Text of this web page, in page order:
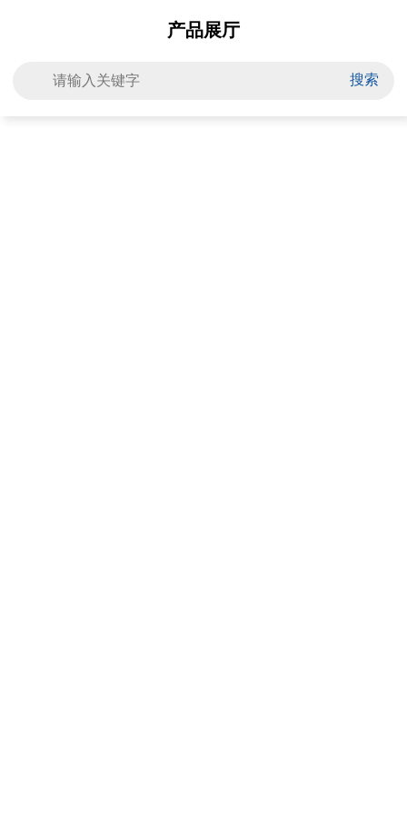
产品展厅
搜索